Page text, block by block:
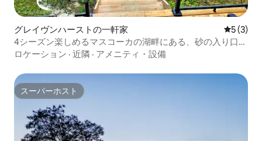
グレイヴンハーストの一軒家 レビュー
5 (3)
4シーズン楽しめるマスコーカの湖畔にある、砂の入り口が
ある宿泊先
ロケーション · 近隣 · アメニティ・設備
スーパーホスト
スーパーホスト